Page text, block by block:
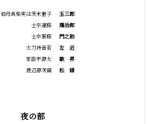
伯母真柴実は茨木童子
士卒運藤
士卒軍藤
太刀持音若
家臣宇源太
渡辺源次綱
玉三郎
鴈治郎
門之助
左
近
歌
昇
松
緑
夜の部